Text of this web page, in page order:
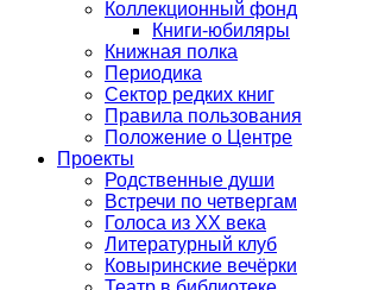
Коллекционный фонд
Книги-юбиляры
Книжная полка
Периодика
Сектор редких книг
Правила пользования
Положение о Центре
Проекты
Родственные души
Встречи по четвергам
Голоса из ХХ века
Литературный клуб
Ковыринские вечёрки